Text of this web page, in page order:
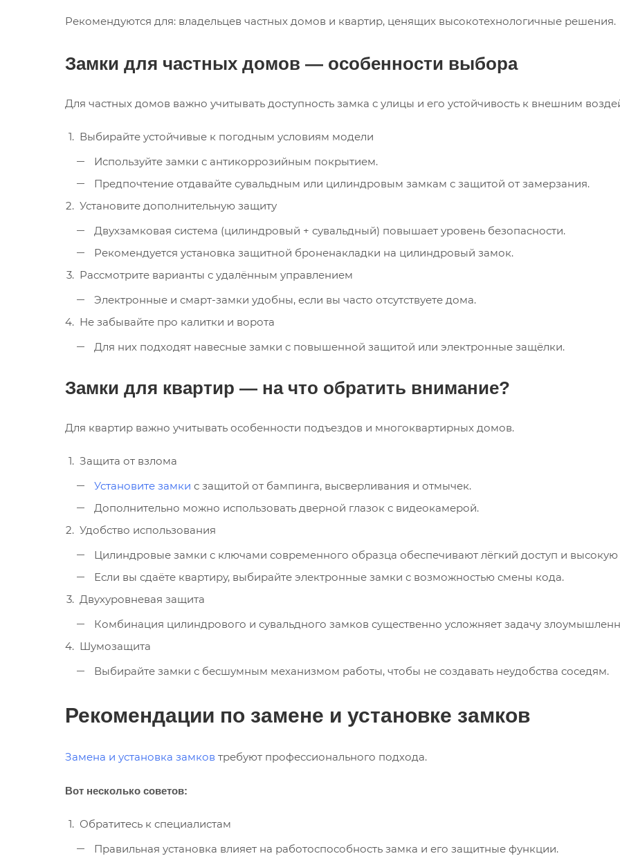
Рекомендуются для: владельцев частных домов и квартир, ценящих высокотехнологичные решения.
Замки для частных домов — особенности выбора
Для частных домов важно учитывать доступность замка с улицы и его устойчивость к внешним
Выбирайте устойчивые к погодным условиям модели
Используйте замки с антикоррозийным покрытием.
Предпочтение отдавайте сувальдным или цилиндровым замкам с защитой от замерзания.
Установите дополнительную защиту
Двухзамковая система (цилиндровый + сувальдный) повышает уровень безопасности.
Рекомендуется установка защитной броненакладки на цилиндровый замок.
Рассмотрите варианты с удалённым управлением
Электронные и смарт-замки удобны, если вы часто отсутствуете дома.
Не забывайте про калитки и ворота
Для них подходят навесные замки с повышенной защитой или электронные защёлки.
Замки для квартир — на что обратить внимание?
Для квартир важно учитывать особенности подъездов и многоквартирных домов.
Защита от взлома
Установите замки с защитой от бампинга, высверливания и отмычек.
Дополнительно можно использовать дверной глазок с видеокамерой.
Удобство использования
Цилиндровые замки с ключами современного образца обеспечивают лёгкий доступ и высокую
Если вы сдаёте квартиру, выбирайте электронные замки с возможностью смены кода.
Двухуровневая защита
Комбинация цилиндрового и сувальдного замков существенно усложняет задачу
Шумозащита
Выбирайте замки с бесшумным механизмом работы, чтобы не создавать неудобства соседям.
Рекомендации по замене и установке замков
Замена и установка замков требуют профессионального подхода.
Вот несколько советов:
Обратитесь к специалистам
Правильная установка влияет на работоспособность замка и его защитные функции.